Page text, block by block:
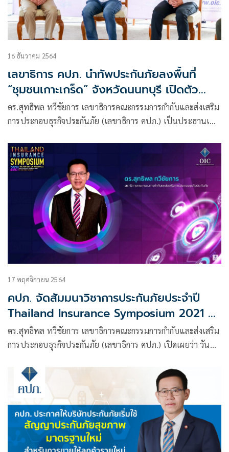
16 ธันวาคม 2564
เลขาธิการ คปภ. นำทัพประกันภัยลงพื้นที่
“ชุมชนเกาะเกร็ด” จังหวัดนนทบุรี เปิดตัว
โครงการ คปภ. เพื่อชุมชนปี 5 เพื่อเชื่อมโยง
และเสิร์ฟความรู้ด้านการประกันภัยแบบเคาะ
ดร.สุทธิพล ทวีชัยการ เลขาธิการคณะกรรมการกำกับและส่งเสริม
การประกอบธุรกิจประกันภัย (เลขาธิการ คปภ.) เป็นประธานเปิด
17 พฤศจิกายน 2564
คปภ. จัดสัมมนาวิชาการประกันภัยประจำปี
Thailand Insurance Symposium 2021 นำ
ภาคธุรกิจประกันภัยบริหารความเสี่ยงจากอุบัติ
ใหม่ในยุคหลัง COVID-19 • ประเดิมการให้ทุน
AgentDee” ครั้งแรกของสถาบันวิทยาการ
ประกันภัยระดับสูง
ดร.สุทธิพล ทวีชัยการ เลขาธิการคณะกรรมการกำกับและส่งเสริม
การประกอบธุรกิจประกันภัย (เลขาธิการ คปภ.) เปิดเผยว่า วันนี้